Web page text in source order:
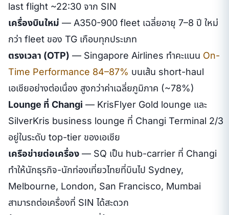
last flight ~22:30 จาก SIN
เครื่องบินใหม่ — A350-900 fleet เฉลี่ยอายุ 7–8 ปี ใหม่
กว่า fleet ของ TG เกือบทุกประเภท
ตรงเวลา (OTP) — Singapore Airlines ทำคะแนน On-
Time Performance 84–87% บนเส้น short-haul
เอเชียอย่างต่อเนื่อง สูงกว่าค่าเฉลี่ยภูมิภาค (~78%)
Lounge ที่ Changi — KrisFlyer Gold lounge และ
SilverKris business lounge ที่ Changi Terminal 2/3
อยู่ในระดับ top-tier ของเอเชีย
เครือข่ายต่อเครื่อง — SQ เป็น hub-carrier ที่ Changi
ทำให้นักธุรกิจ-นักท่องเที่ยวไทยที่บินไป Sydney,
Melbourne, London, San Francisco, Mumbai
สามารถต่อเครื่องที่ SIN ได้สะดวก